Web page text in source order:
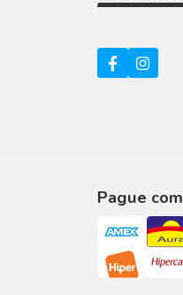
Chery
PORSCHE
THG
MWM
Pague com